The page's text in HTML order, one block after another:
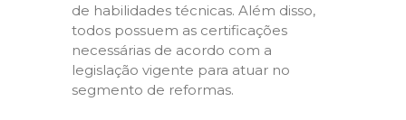
de habilidades técnicas. Além disso,
todos possuem as certificações
necessárias de acordo com a
legislação vigente para atuar no
segmento de reformas.